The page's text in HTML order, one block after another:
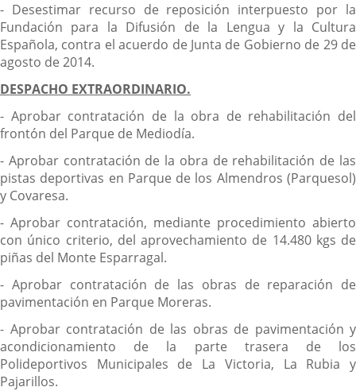
- Desestimar recurso de reposición interpuesto por la
Fundación para la Difusión de la Lengua y la Cultura
Española, contra el acuerdo de Junta de Gobierno de 29 de
agosto de 2014.
DESPACHO EXTRAORDINARIO.
- Aprobar contratación de la obra de rehabilitación del
frontón del Parque de Mediodía.
- Aprobar contratación de la obra de rehabilitación de las
pistas deportivas en Parque de los Almendros (Parquesol)
y Covaresa.
- Aprobar contratación, mediante procedimiento abierto
con único criterio, del aprovechamiento de 14.480 kgs de
piñas del Monte Esparragal.
- Aprobar contratación de las obras de reparación de
pavimentación en Parque Moreras.
- Aprobar contratación de las obras de pavimentación y
acondicionamiento de la parte trasera de los
Polideportivos Municipales de La Victoria, La Rubia y
Pajarillos.